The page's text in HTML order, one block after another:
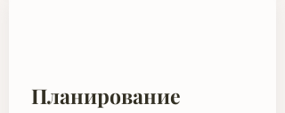
Планирование